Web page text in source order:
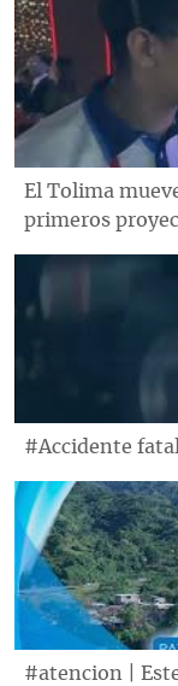
El Tolima
primeros
#Accidente
#atencion |